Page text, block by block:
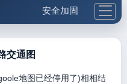
安全加固
红包
交通图
地图已经停用了)相相结